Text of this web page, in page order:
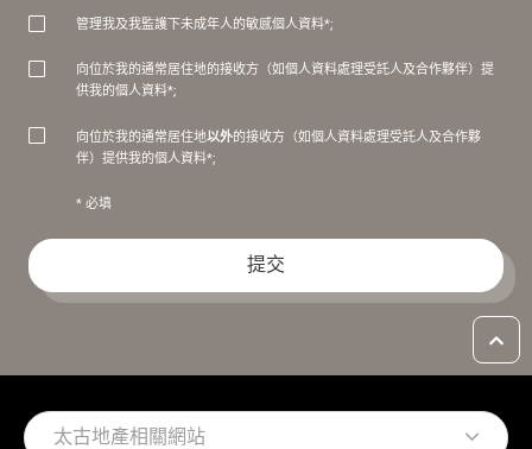
管理我及我監護下未成年人的敏感個人資料*;
向位於我的通常居住地的接收方（如個人資料處理受託人及合作夥伴）提
供我的個人資料*;
向位於我的通常居住地以外的接收方（如個人資料處理受託人及合作夥
伴）提供我的個人資料*;
* 必填
提交
太古地產相關網站